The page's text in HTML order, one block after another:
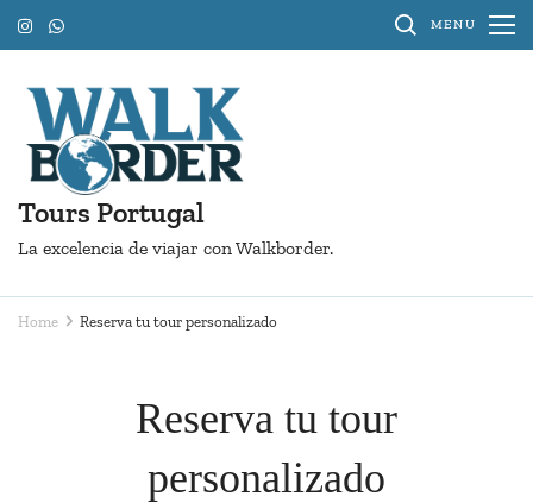
Skip
to
content
(Press
Enter)
MENU
Tours Portugal
La excelencia de viajar con Walkborder.
Home Reserva tu tour personalizado
Reserva tu tour
personalizado